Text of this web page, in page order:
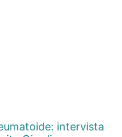
intervista